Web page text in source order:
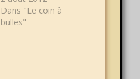
Toujours bien
accompagnée,
Dans "Le coin à
bulles"